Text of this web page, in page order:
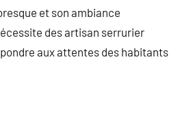
et son ambiance
des artisan serrurier
aux attentes des habitants